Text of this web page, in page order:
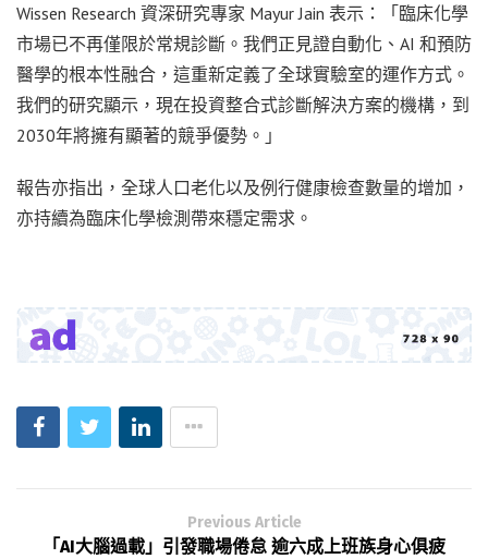
Wissen Research 資深研究專家 Mayur Jain 表示：「臨床化學
市場已不再僅限於常規診斷。我們正見證自動化、AI 和預防
醫學的根本性融合，這重新定義了全球實驗室的運作方式。
我們的研究顯示，現在投資整合式診斷解決方案的機構，到
2030年將擁有顯著的競爭優勢。」
報告亦指出，全球人口老化以及例行健康檢查數量的增加，
亦持續為臨床化學檢測帶來穩定需求。
Previous Article
「AI大腦過載」引發職場倦怠 逾六成上班族身心俱疲